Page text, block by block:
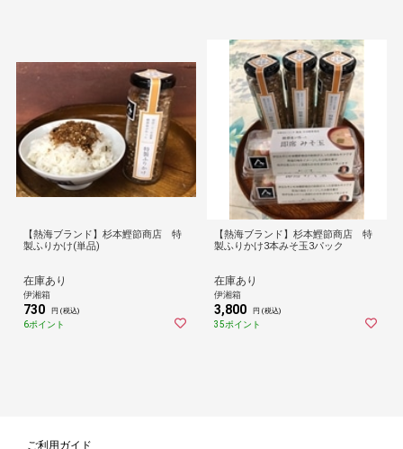
【熱海ブランド】杉本鰹節商店 特
製ふりかけ(単品)
在庫あり
伊湘箱
730 円 (税込)
6ポイント
【熱海ブランド】杉本鰹節商店 特
製ふりかけ3本みそ玉3パック
在庫あり
伊湘箱
3,800 円 (税込)
35ポイント
ご利用ガイド